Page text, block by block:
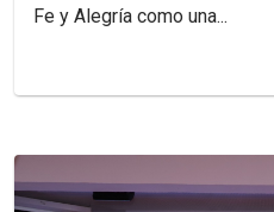
Fe y Alegría como una...